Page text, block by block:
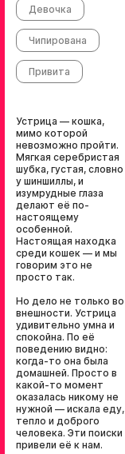
Девочка
Чипирована
Привита
Устрица — кошка,
мимо которой
невозможно пройти.
Мягкая серебристая
шубка, густая, словно
у шиншиллы, и
изумрудные глаза
делают её по-
настоящему
особенной.
Настоящая находка
среди кошек — и мы
говорим это не
просто так.
Но дело не только во
внешности. Устрица
удивительно умна и
спокойна. По её
поведению видно:
когда-то она была
домашней. Просто в
какой-то момент
оказалась никому не
нужной — искала еду,
тепло и доброго
человека. Эти поиски
привели её к нам.